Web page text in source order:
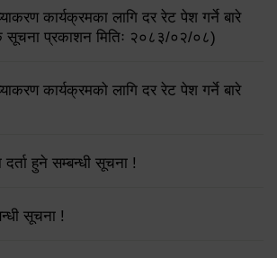
कार्यक्रमका लागि दर रेट पेश गर्ने बारे
सूचना प्रकाशन मितिः २०८३/०२/०८)
कार्यक्रमको लागि दर रेट पेश गर्ने बारे
हुने सम्बन्धी सूचना !
सूचना !